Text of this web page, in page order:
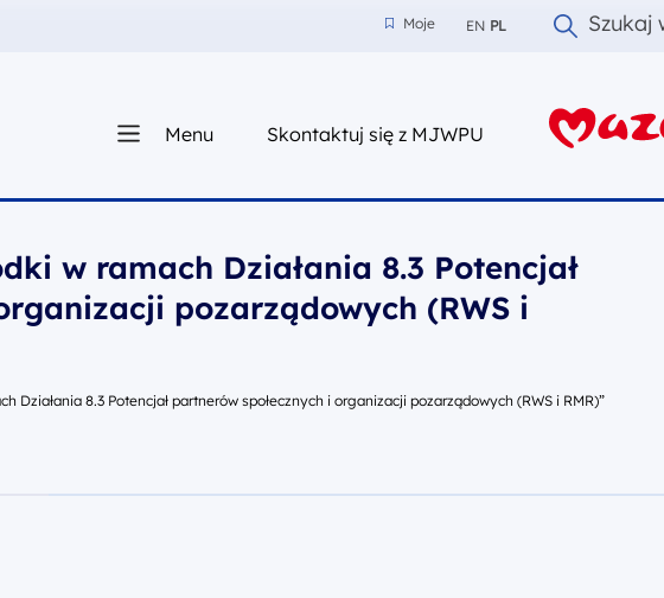
Moje
Moje EN PL Szukaj
Menu Skontaktuj się z MJWPUz nami
w ramach Działania 8.3 Potencjał
pozarządowych (RWS i
Działania 8.3 Potencjał partnerów społecznych i organizacji pozarządowych (RWS i RMR)”